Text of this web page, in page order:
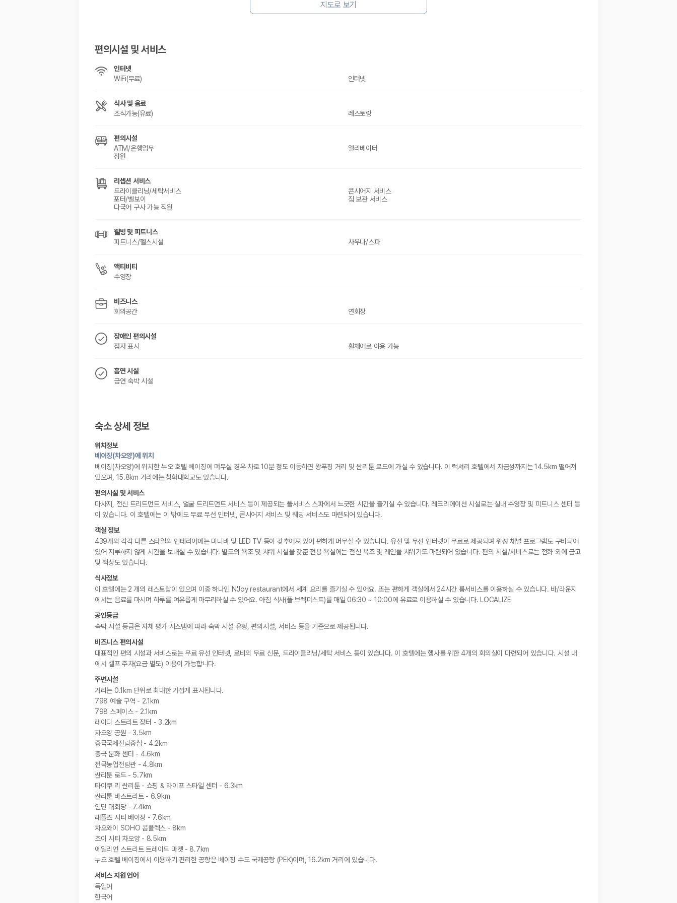
지도로 보기
편의시설 및 서비스
인터넷
WiFi(무료)
인터넷
식사 및 음료
조식가능(유료)
레스토랑
편의시설
ATM/은행업무
엘리베이터
정원
리셉션 서비스
드라이클리닝/세탁서비스
콘시어지 서비스
포터/벨보이
짐 보관 서비스
다국어 구사 가능 직원
웰빙 및 피트니스
피트니스/헬스시설
사우나/스파
액티비티
수영장
비즈니스
회의공간
연회장
장애인 편의시설
점자 표시
휠체어로 이용 가능
흡연 시설
금연 숙박 시설
숙소 상세 정보
위치정보
베이징(차오양)에 위치
베이징(차오양)에 위치한 누오 호텔 베이징에 머무실 경우 차로 10분 정도 이동하면 왕푸징 거리 및 싼리툰 로드에 가실 수 있습니다. 이 럭셔리 호텔에서 자금성까지는 14.5km 떨어져
있으며, 15.8km 거리에는 청화대학교도 있습니다.
편의시설 및 서비스
마사지, 전신 트리트먼트 서비스, 얼굴 트리트먼트 서비스 등이 제공되는 풀서비스 스파에서 느긋한 시간을 즐기실 수 있습니다. 레크리에이션 시설로는 실내 수영장 및 피트니스 센터 등
이 있습니다. 이 호텔에는 이 밖에도 무료 무선 인터넷, 콘시어지 서비스 및 웨딩 서비스도 마련되어 있습니다.
객실 정보
439개의 각각 다른 스타일의 인테리어에는 미니바 및 LED TV 등이 갖추어져 있어 편하게 머무실 수 있습니다. 유선 및 무선 인터넷이 무료로 제공되며 위성 채널 프로그램도 구비되어
있어 지루하지 않게 시간을 보내실 수 있습니다. 별도의 욕조 및 샤워 시설을 갖춘 전용 욕실에는 전신 욕조 및 레인폴 샤워기도 마련되어 있습니다. 편의 시설/서비스로는 전화 외에 금고
및 책상도 있습니다.
식사정보
이 호텔에는 2 개의 레스토랑이 있으며 이중 하나인 N'Joy restaurant에서 세계 요리를 즐기실 수 있어요. 또는 편하게 객실에서 24시간 룸서비스를 이용하실 수 있습니다. 바/라운지
에서는 음료를 마시며 하루를 여유롭게 마무리하실 수 있어요. 아침 식사(풀 브렉퍼스트)를 매일 06:30 ~ 10:00에 유료로 이용하실 수 있습니다. LOCALIZE
공인등급
숙박 시설 등급은 자체 평가 시스템에 따라 숙박 시설 유형, 편의시설, 서비스 등을 기준으로 제공됩니다.
비즈니스 편의시설
대표적인 편의 시설과 서비스로는 무료 유선 인터넷, 로비의 무료 신문, 드라이클리닝/세탁 서비스 등이 있습니다. 이 호텔에는 행사를 위한 4개의 회의실이 마련되어 있습니다. 시설 내
에서 셀프 주차(요금 별도) 이용이 가능합니다.
주변시설
거리는 0.1km 단위로 최대한 가깝게 표시됩니다.
798 예술 구역 - 2.1km
798 스페이스 - 2.1km
레이디 스트리트 장터 - 3.2km
차오양 공원 - 3.5km
중국국제전람중심 - 4.2km
중국 문화 센터 - 4.6km
전국농업전람관 - 4.8km
싼리툰 로드 - 5.7km
타이쿠 리 싼리툰 - 쇼핑 & 라이프 스타일 센터 - 6.3km
싼리툰 바스트리트 - 6.9km
인민 대회당 - 7.4km
래플즈 시티 베이징 - 7.6km
차오와이 SOHO 콤플렉스 - 8km
조이 시티 차오양 - 8.5km
에일리언 스트리트 트레이드 마켓 - 8.7km
누오 호텔 베이징에서 이용하기 편리한 공항은 베이징 수도 국제공항 (PEK)이며, 16.2km 거리에 있습니다.
서비스 지원 언어
독일어
한국어